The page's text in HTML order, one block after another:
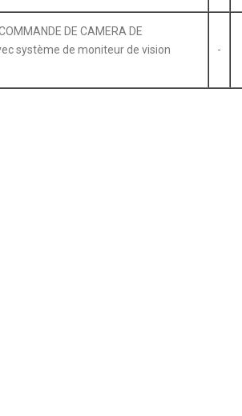
DE CAMERA DE
système de moniteur de vision
-